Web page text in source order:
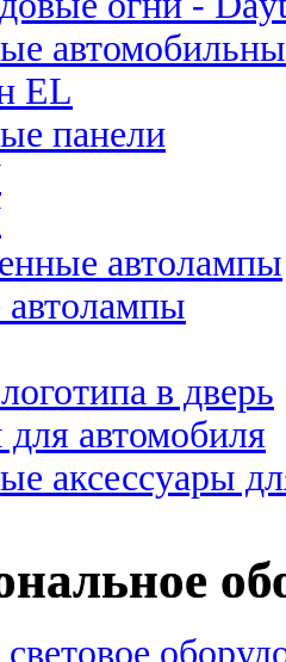
EL
панели
автолампы
автолампы
в дверь
автомобиля
аксессуары